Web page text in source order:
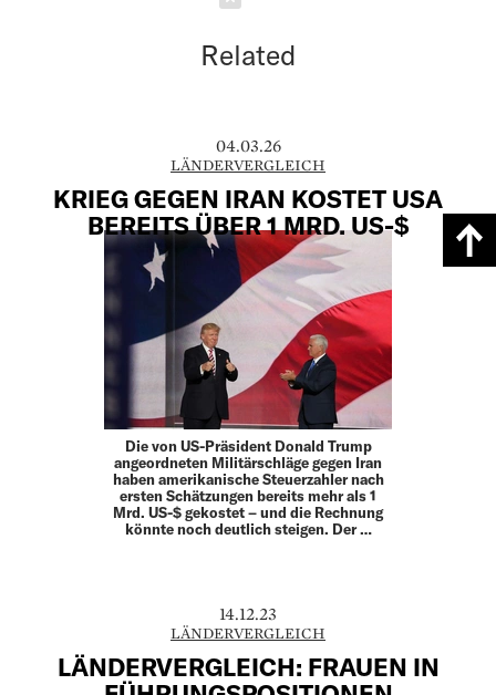
Related
04.03.26
LÄNDERVERGLEICH
KRIEG GEGEN IRAN KOSTET USA
BEREITS ÜBER 1 MRD. US-$
Die von US-Präsident Donald Trump
angeordneten Militärschläge gegen Iran
haben amerikanische Steuerzahler nach
ersten Schätzungen bereits mehr als 1
Mrd. US-$ gekostet – und die Rechnung
könnte noch deutlich steigen. Der …
14.12.23
LÄNDERVERGLEICH
LÄNDERVERGLEICH: FRAUEN IN